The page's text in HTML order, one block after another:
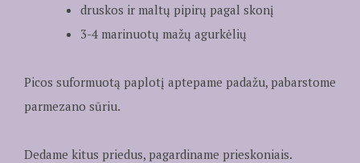
druskos ir maltų pipirų pagal skonį
3-4 marinuotų mažų agurkėlių
Picos suformuotą paplotį aptepame padažu, pabarstome
parmezano sūriu.
Dedame kitus priedus, pagardiname prieskoniais.